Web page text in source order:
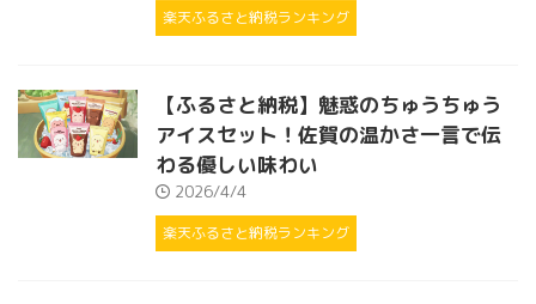
楽天ふるさと納税ランキング
【ふるさと納税】魅惑のちゅうちゅう
アイスセット！佐賀の温かさ一言で伝
わる優しい味わい
2026/4/4
楽天ふるさと納税ランキング